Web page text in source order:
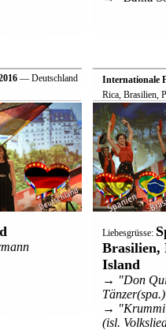
— Deutschland
Internationale
Rica, Brasilien,
Liebesgrüsse:
Brasilien,
Island
→ "Don
Tänzer(spa.)
→ "Krummi
(isl.